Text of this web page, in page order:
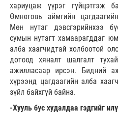
хариуцаж үүрэг гүйцэтгэж
Өмнөговь аймгийн
Мөн нутаг дэвсгэрийнхээ
сумын нутагт хамаарагддаг
алба хаагчидтай холбоотой
дотоод хяналт шалгалт
ажилласаар ирсэн. Бидний
хүрээнд цагдаагийн алба
зүйл байхгүй байна.
-Хууль бус худалдаа гэдгийг